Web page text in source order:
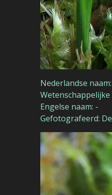
Nederlandse
Engelse naam: -
Gefotografeerd: